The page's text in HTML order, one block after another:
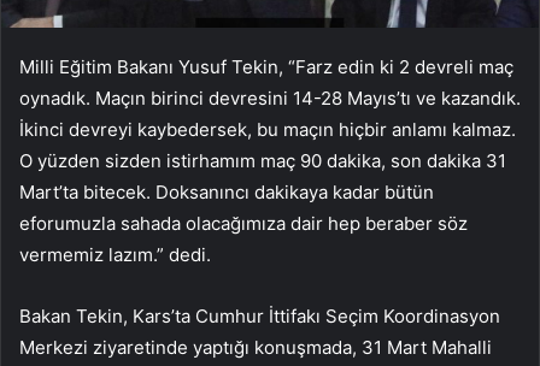
Milli Eğitim Bakanı Yusuf Tekin, “Farz edin ki 2 devreli maç
oynadık. Maçın birinci devresini 14-28 Mayıs’tı ve kazandık.
İkinci devreyi kaybedersek, bu maçın hiçbir anlamı kalmaz.
O yüzden sizden istirhamım maç 90 dakika, son dakika 31
Mart’ta bitecek. Doksanıncı dakikaya kadar bütün
eforumuzla sahada olacağımıza dair hep beraber söz
vermemiz lazım.” dedi.
Bakan Tekin, Kars’ta Cumhur İttifakı Seçim Koordinasyon
Merkezi ziyaretinde yaptığı konuşmada, 31 Mart Mahalli